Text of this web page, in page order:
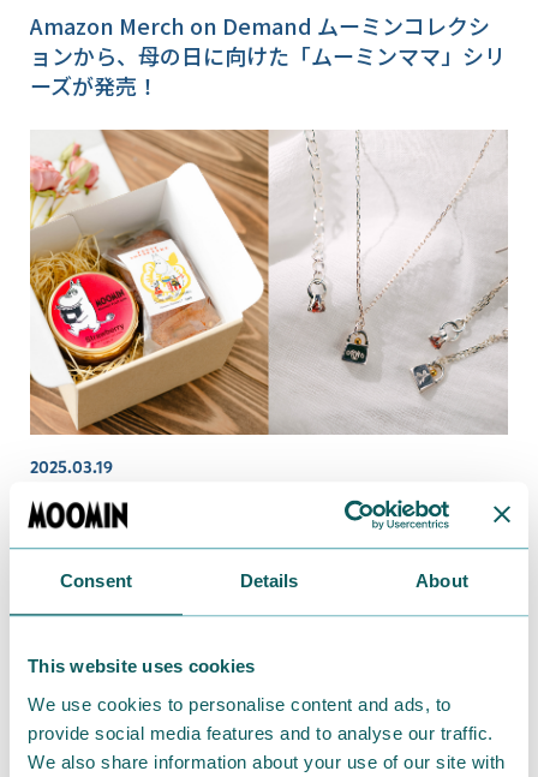
Consent Details About
This website uses cookies
We use cookies to personalise content and ads, to
provide social media features and to analyse our traffic.
We also share information about your use of our site with
Amazon Merch on Demand ムーミンコレクシ
ョンから、母の日に向けた「ムーミンママ」シリ
ーズが発売！
2025.03.19
【MOOMIN SHOP ONLINE】母の日キャンペー
ン開催♪ おすすめギフトやノベルティのプレゼ
ントも！